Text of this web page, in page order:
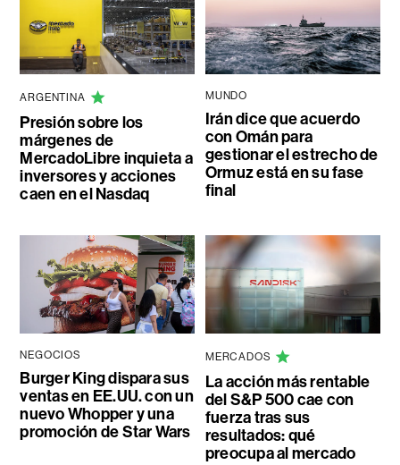
ARGENTINA
Presión sobre los
márgenes de
MercadoLibre inquieta a
inversores y acciones
caen en el Nasdaq
MUNDO
Irán dice que acuerdo
con Omán para
gestionar el estrecho de
Ormuz está en su fase
final
NEGOCIOS
Burger King dispara sus
ventas en EE.UU. con un
nuevo Whopper y una
promoción de Star Wars
MERCADOS
La acción más rentable
del S&P 500 cae con
fuerza tras sus
resultados: qué
preocupa al mercado